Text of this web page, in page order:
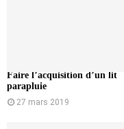
Faire l’acquisition d’un lit
parapluie
27 mars 2019